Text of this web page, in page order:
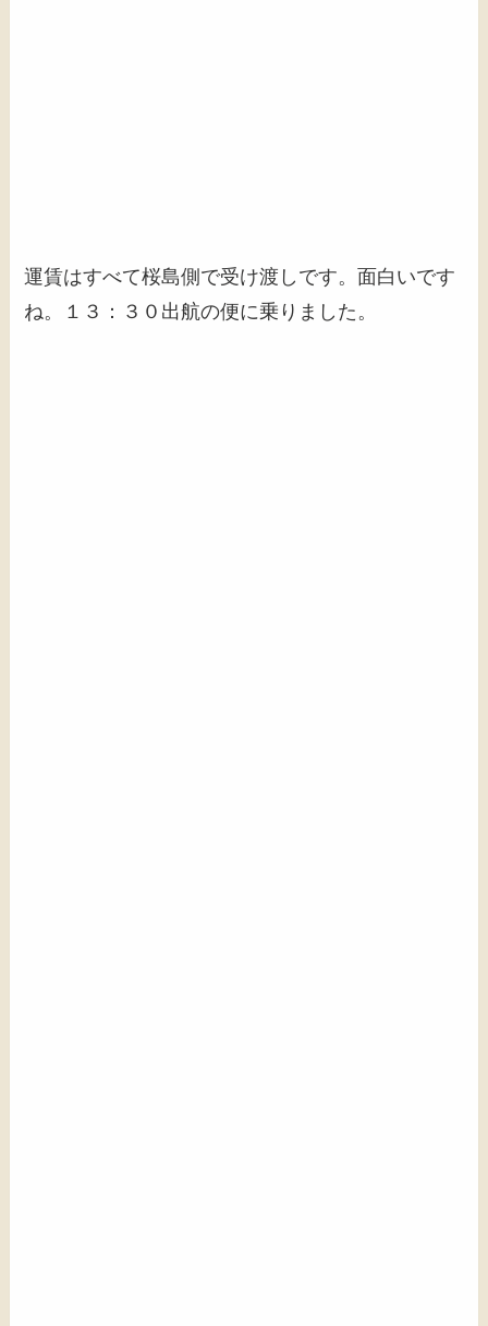
運賃はすべて桜島側で受け渡しです。面白いです
ね。１３：３０出航の便に乗りました。